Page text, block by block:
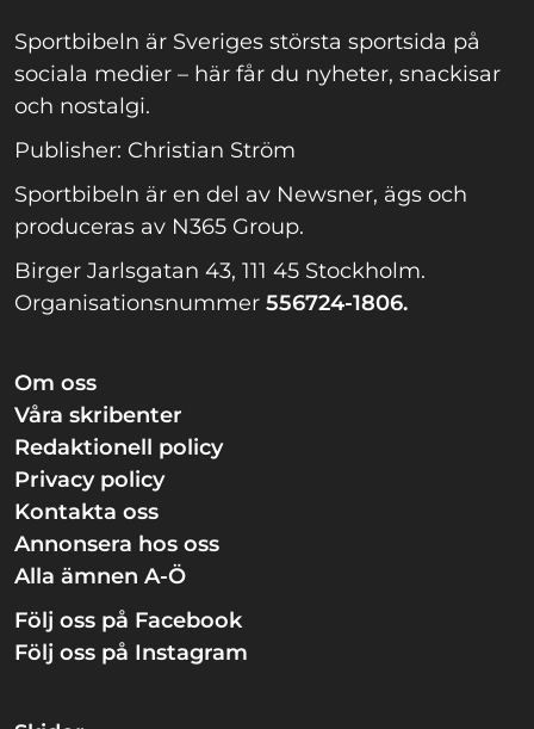
Sportbibeln är Sveriges största sportsida på
sociala medier – här får du nyheter, snackisar
och nostalgi.
Publisher: Christian Ström
Sportbibeln är en del av Newsner, ägs och
produceras av N365 Group.
Birger Jarlsgatan 43, 111 45 Stockholm.
Organisationsnummer 556724-1806.
Om oss
Våra skribenter
Redaktionell policy
Privacy policy
Kontakta oss
Annonsera hos oss
Alla ämnen A-Ö
Följ oss på Facebook
Följ oss på Instagram